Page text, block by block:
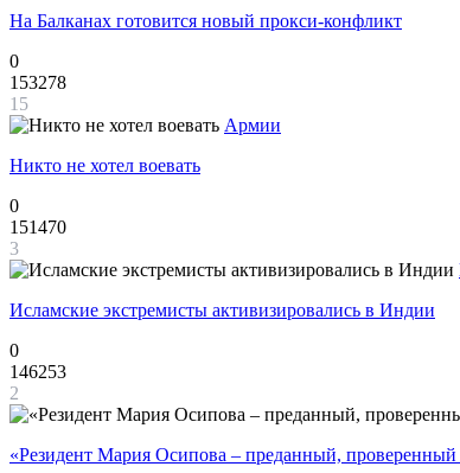
На Балканах готовится новый прокси-конфликт
0
153278
15
Армии
Никто не хотел воевать
0
151470
3
Исламские экстремисты активизировались в Индии
0
146253
2
«Резидент Мария Осипова – преданный, проверенный